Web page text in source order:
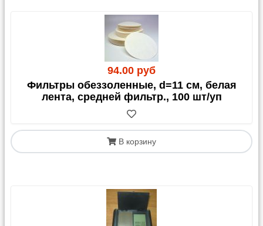
94.00 руб
Фильтры обеззоленные, d=11 см, белая
лента, средней фильтр., 100 шт/уп
В корзину